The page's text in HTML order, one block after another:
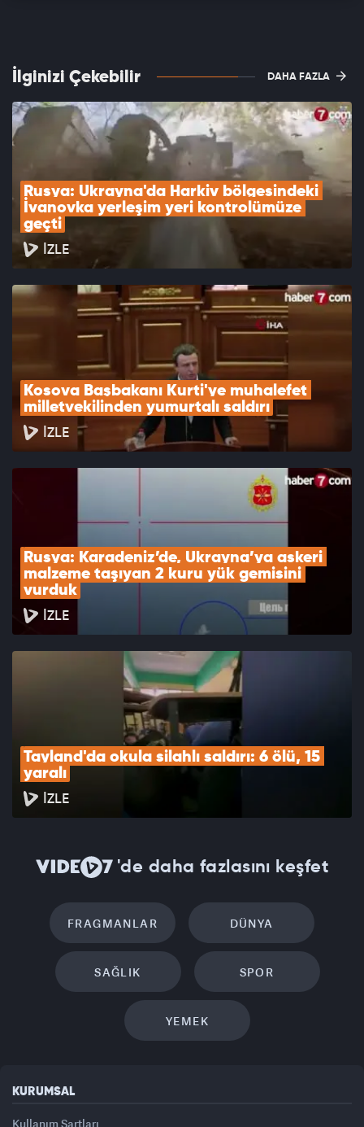
İlginizi Çekebilir DAHA FAZLA
Rusya: Ukrayna'da Harkiv bölgesindeki
İvanovka yerleşim yeri kontrolümüze
geçti
İZLE
Kosova Başbakanı Kurti'ye muhalefet
milletvekilinden yumurtalı saldırı
İZLE
Rusya: Karadeniz’de, Ukrayna’ya askeri
malzeme taşıyan 2 kuru yük gemisini
vurduk
İZLE
Tayland'da okula silahlı saldırı: 6 ölü, 15
yaralı
İZLE
'de daha fazlasını keşfet
FRAGMANLAR DÜNYA
SAĞLIK SPOR
YEMEK
KURUMSAL
Kullanım Şartları